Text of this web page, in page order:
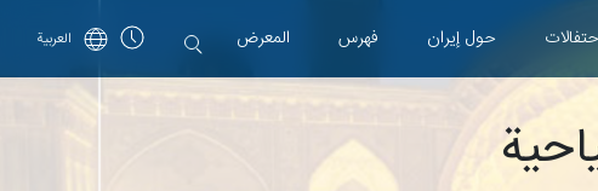
حول إیران فهرس المعرض العربية